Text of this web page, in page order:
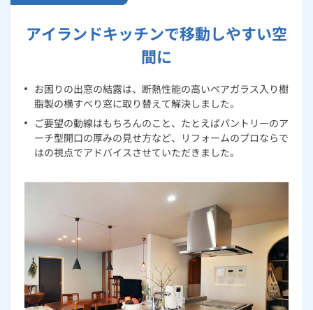
アイランドキッチンで移動しやすい空
間に
お困りの出窓の結露は、断熱性能の高いペアガラス入り樹
脂製の横すべり窓に取り替えて解決しました。
ご要望の動線はもちろんのこと、たとえばパントリーのア
ーチ型開口の厚みの見せ方など、リフォームのプロならで
はの視点でアドバイスさせていただきました。